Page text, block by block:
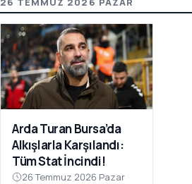
Arda Turan Bursa’da
Alkışlarla Karşılandı:
Tüm Stat İncindi!
26 Temmuz 2026 Pazar